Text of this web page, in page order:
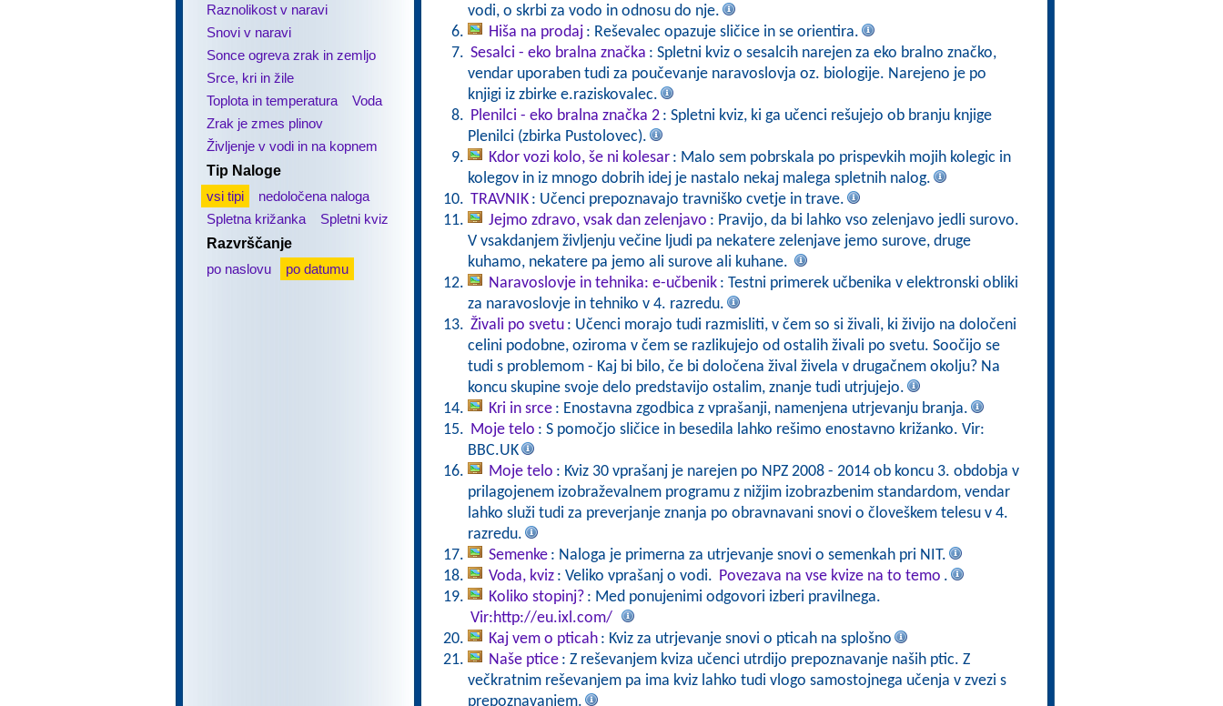
Raznolikost v naravi
Snovi v naravi
Sonce ogreva zrak in zemljo
Srce, kri in žile
Toplota in temperatura
Voda
Zrak je zmes plinov
Življenje v vodi in na kopnem
Tip Naloge
vsi tipi
nedoločena naloga
Spletna križanka
Spletni kviz
Razvrščanje
po naslovu
po datumu
vodi, o skrbi za vodo in odnosu do nje.
Hiša na prodaj : Reševalec opazuje sličice in se orientira.
Sesalci - eko bralna značka : Spletni kviz o sesalcih narejen za eko bralno značko,
vendar uporaben tudi za poučevanje naravoslovja oz. biologije. Narejeno je po
knjigi iz zbirke e.raziskovalec.
Plenilci - eko bralna značka 2 : Spletni kviz, ki ga učenci rešujejo ob branju knjige
Plenilci (zbirka Pustolovec).
Kdor vozi kolo, še ni kolesar : Malo sem pobrskala po prispevkih mojih kolegic in
kolegov in iz mnogo dobrih idej je nastalo nekaj malega spletnih nalog.
TRAVNIK : Učenci prepoznavajo travniško cvetje in trave.
Jejmo zdravo, vsak dan zelenjavo : Pravijo, da bi lahko vso zelenjavo jedli surovo.
V vsakdanjem življenju večine ljudi pa nekatere zelenjave jemo surove, druge
kuhamo, nekatere pa jemo ali surove ali kuhane.
Naravoslovje in tehnika: e-učbenik : Testni primerek učbenika v elektronski obliki
za naravoslovje in tehniko v 4. razredu.
Živali po svetu : Učenci morajo tudi razmisliti, v čem so si živali, ki živijo na določeni
celini podobne, oziroma v čem se razlikujejo od ostalih živali po svetu. Soočijo se
tudi s problemom - Kaj bi bilo, če bi določena žival živela v drugačnem okolju? Na
koncu skupine svoje delo predstavijo ostalim, znanje tudi utrjujejo.
Kri in srce : Enostavna zgodbica z vprašanji, namenjena utrjevanju branja.
Moje telo : S pomočjo sličice in besedila lahko rešimo enostavno križanko. Vir:
BBC.UK
Moje telo : Kviz 30 vprašanj je narejen po NPZ 2008 - 2014 ob koncu 3. obdobja v
prilagojenem izobraževalnem programu z nižjim izobrazbenim standardom, vendar
lahko služi tudi za preverjanje znanja po obravnavani snovi o človeškem telesu v 4.
razredu.
Semenke : Naloga je primerna za utrjevanje snovi o semenkah pri NIT.
Voda, kviz : Veliko vprašanj o vodi. Povezava na vse kvize na to temo .
Koliko stopinj? : Med ponujenimi odgovori izberi pravilnega.
Vir:http://eu.ixl.com/
Kaj vem o pticah : Kviz za utrjevanje snovi o pticah na splošno
Naše ptice : Z reševanjem kviza učenci utrdijo prepoznavanje naših ptic. Z
večkratnim reševanjem pa ima kviz lahko tudi vlogo samostojnega učenja v zvezi s
prepoznavanjem.